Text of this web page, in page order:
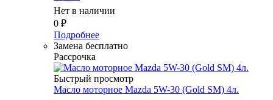
Нет в наличии
0 ₽
Подробнее
Замена бесплатно
Рассрочка
Быстрый просмотр
Масло мотоpное Mazda 5W-30 (Gold SM) 4л.